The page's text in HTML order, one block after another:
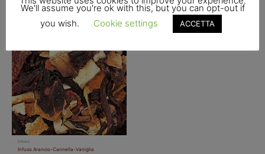
Infuso
Infuso Arancio-Cannella-Vaniglia
We'll assume you're ok with this, but you can opt-out if
you wish.
Cookie settings ACCETTA